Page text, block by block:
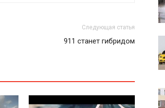
Следующая статья
911 станет гибридом